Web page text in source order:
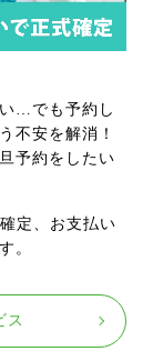
…でも予約し
不安を解消！
予約をしたい
定、お支払い
。
ス